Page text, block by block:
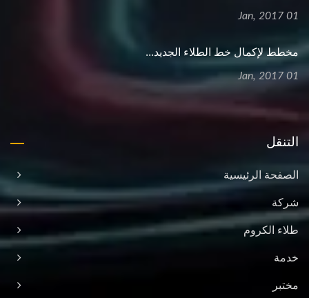
01 Jan, 2017
مخطط لإكمال خط الطلاء الجديد...
01 Jan, 2017
التنقل
الصفحة الرئيسية
شركة
طلاء الكروم
خدمة
مختبر